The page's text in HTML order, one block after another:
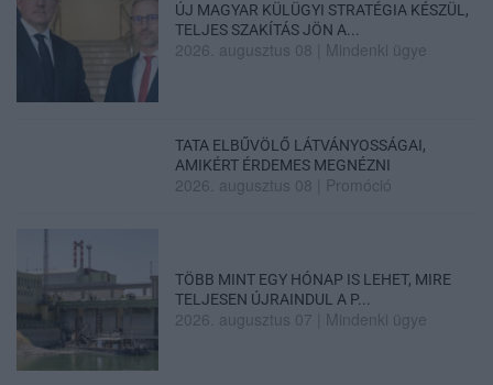
ÚJ MAGYAR KÜLÜGYI STRATÉGIA KÉSZÜL,
TELJES SZAKÍTÁS JÖN A...
2026. augusztus 08 Mindenki ügye
TATA ELBŰVÖLŐ LÁTVÁNYOSSÁGAI,
AMIKÉRT ÉRDEMES MEGNÉZNI
2026. augusztus 08 Promóció
TÖBB MINT EGY HÓNAP IS LEHET, MIRE
TELJESEN ÚJRAINDUL A P...
2026. augusztus 07 Mindenki ügye